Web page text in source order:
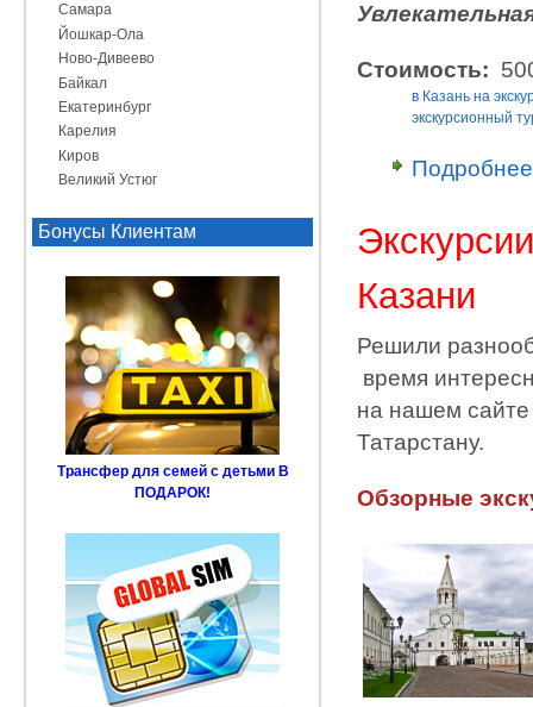
Стоимость:
в Казань на
экскурсионный
Подробнее
Казани
Решили
время
на нашем сайте
Татарстану.
Обзорные
Самара
Йошкар-Ола
Ново-Дивеево
Байкал
Екатеринбург
Карелия
Киров
Великий Устюг
Бонусы Клиентам
Трансфер для семей с детьми В
ПОДАРОК!